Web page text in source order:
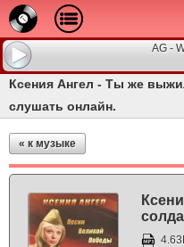
AG -
Ксения Ангел - Ты же
слушать онлайн.
« к музыке